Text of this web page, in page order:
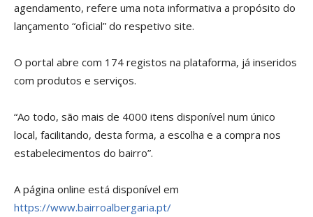
agendamento, refere uma nota informativa a propósito do
lançamento “oficial” do respetivo site.
O portal abre com 174 registos na plataforma, já inseridos
com produtos e serviços.
“Ao todo, são mais de 4000 itens disponível num único
local, facilitando, desta forma, a escolha e a compra nos
estabelecimentos do bairro”.
A página online está disponível em
https://www.bairroalbergaria.pt/